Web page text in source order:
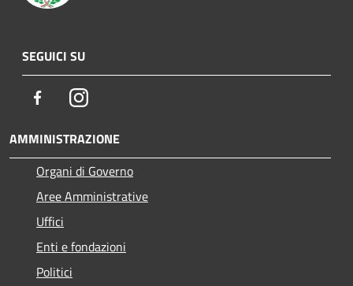
SEGUICI SU
FacebookInstagram
AMMINISTRAZIONE
Organi di Governo
Aree Amministrative
Uffici
Enti e fondazioni
Politici